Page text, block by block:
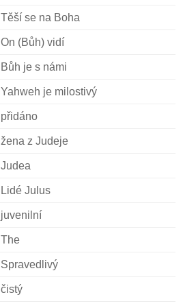
Těší se na Boha
On (Bůh) vidí
Bůh je s námi
Yahweh je milostivý
přidáno
žena z Judeje
Judea
Lidé Julus
juvenilní
The
Spravedlivý
čistý